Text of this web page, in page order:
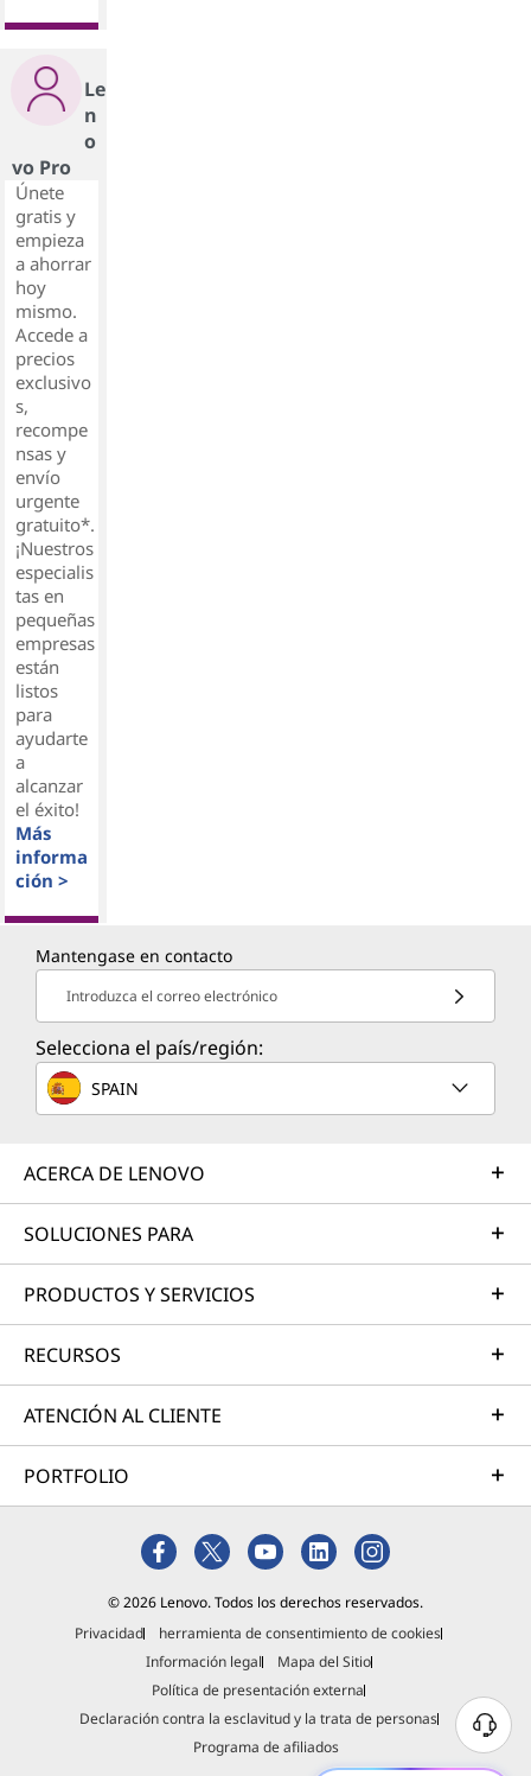
Le
n
o
vo Pro
Únete
gratis y
empieza
a ahorrar
hoy
mismo.
Accede a
precios
exclusivo
s,
recompe
nsas y
envío
urgente
gratuito*.
¡Nuestros
especialis
tas en
pequeñas
empresas
están
listos
para
ayudarte
a
alcanzar
el éxito!
Más
informa
ción >
Mantengase en contacto
Introduzca el correo electrónico
Selecciona el país/región:
SPAIN
ACERCA DE LENOVO
SOLUCIONES PARA
PRODUCTOS Y SERVICIOS
RECURSOS
ATENCIÓN AL CLIENTE
PORTFOLIO
© 2026 Lenovo. Todos los derechos reservados.
Privacidad
herramienta de consentimiento de cookies
Información legal
Mapa del Sitio
Política de presentación externa
Declaración contra la esclavitud y la trata de personas
Programa de afiliados